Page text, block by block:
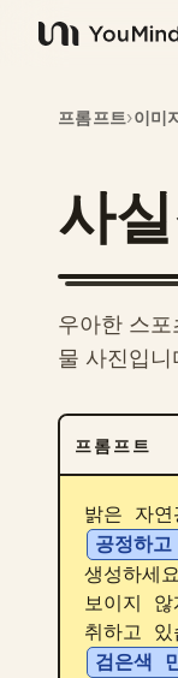
YouMind
프롬프트›이미
사
우아한 스
물 사진입니
프롬프트
밝은 자
공정하
생성하세
보이지
취하고
검은색